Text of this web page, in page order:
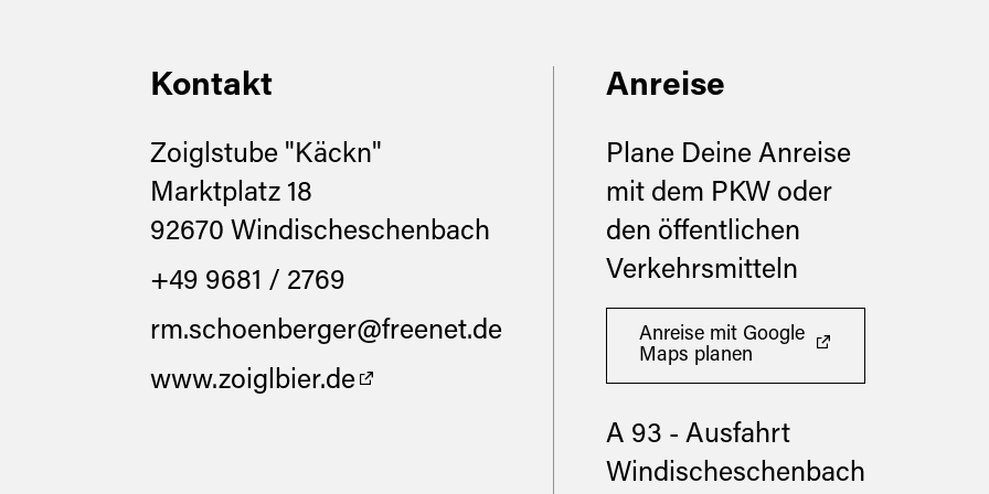
Kontakt
Zoiglstube "Käckn"
Marktplatz 18
92670 Windischeschenbach
+49 9681 / 2769
rm.schoenberger@freenet.de
www.zoiglbier.de
Anreise
Plane Deine Anreise
mit dem PKW oder
den öffentlichen
Verkehrsmitteln
Anreise mit Google
Maps planen
A 93 - Ausfahrt
Windischeschenbach